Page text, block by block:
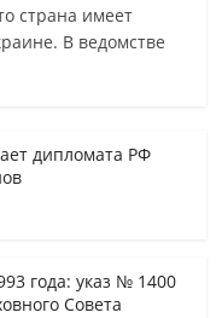
страна имеет
В ведомстве
дипломата РФ
года: указ № 1400
Совета